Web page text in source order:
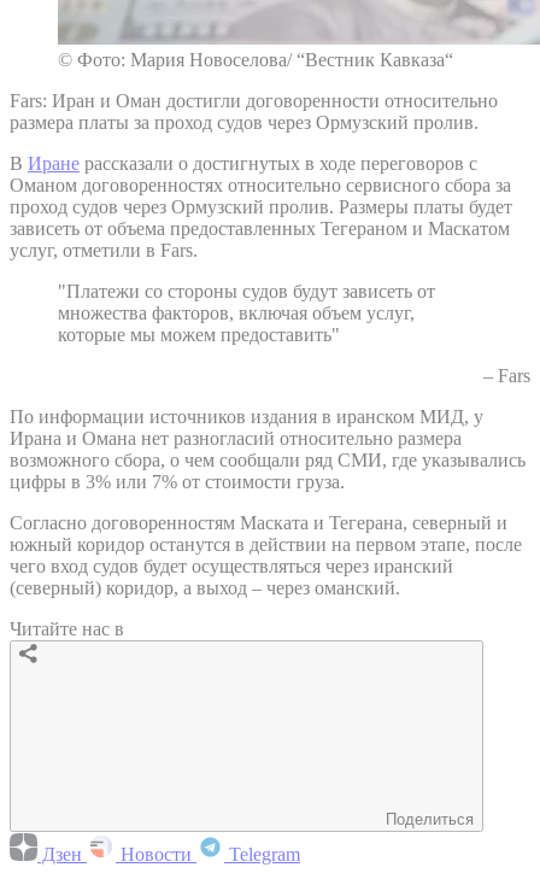
© Фото: Мария Новоселова/ “Вестник Кавказа“
Fars: Иран и Оман достигли договоренности относительно
размера платы за проход судов через Ормузский пролив.
В Иране рассказали о достигнутых в ходе переговоров с
Оманом договоренностях относительно сервисного сбора за
проход судов через Ормузский пролив. Размеры платы будет
зависеть от объема предоставленных Тегераном и Маскатом
услуг, отметили в Fars.
"Платежи со стороны судов будут зависеть от
множества факторов, включая объем услуг,
которые мы можем предоставить"
– Fars
По информации источников издания в иранском МИД, у
Ирана и Омана нет разногласий относительно размера
возможного сбора, о чем сообщали ряд СМИ, где указывались
цифры в 3% или 7% от стоимости груза.
Согласно договоренностям Маската и Тегерана, северный и
южный коридор останутся в действии на первом этапе, после
чего вход судов будет осуществляться через иранский
(северный) коридор, а выход – через оманский.
Читайте нас в
Поделиться
Дзен Новости Telegram